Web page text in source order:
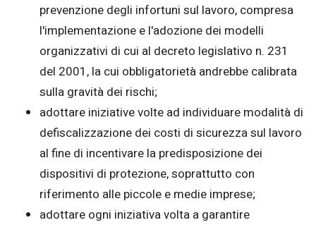
prevenzione degli infortuni sul lavoro, compresa
l'implementazione e l'adozione dei modelli
organizzativi di cui al decreto legislativo n. 231
del 2001, la cui obbligatorietà andrebbe calibrata
sulla gravità dei rischi;
adottare iniziative volte ad individuare modalità di
defiscalizzazione dei costi di sicurezza sul lavoro
al fine di incentivare la predisposizione dei
dispositivi di protezione, soprattutto con
riferimento alle piccole e medie imprese;
adottare ogni iniziativa volta a garantire